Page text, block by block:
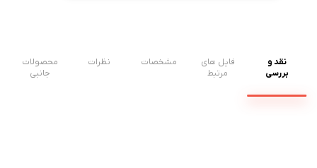
نقد و
بررسی
فایل های
مرتبط
مشخصات نظرات
محصولات
جانبی